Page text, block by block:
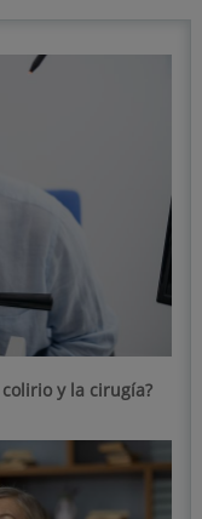
y la cirugía?